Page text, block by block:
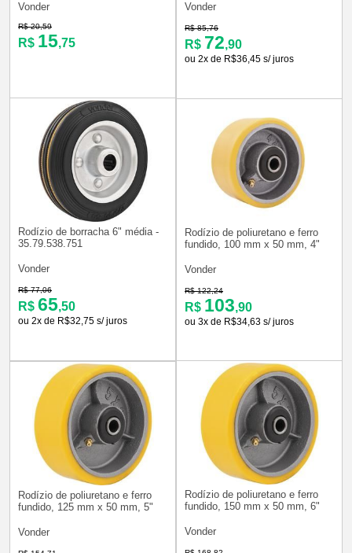
Vonder
R$ 20,59
R$ 15,75
Vonder
R$ 85,76
R$ 72,90
ou 2x de R$36,45 s/ juros
Rodízio de borracha 6" média -
35.79.538.751
Vonder
R$ 77,06
R$ 65,50
ou 2x de R$32,75 s/ juros
Rodízio de poliuretano e ferro
fundido, 100 mm x 50 mm, 4"
Vonder
R$ 122,24
R$ 103,90
ou 3x de R$34,63 s/ juros
Rodízio de poliuretano e ferro
fundido, 125 mm x 50 mm, 5"
Vonder
Rodízio de poliuretano e ferro
fundido, 150 mm x 50 mm, 6"
Vonder